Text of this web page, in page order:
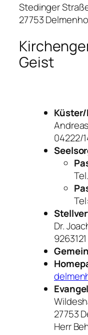
Stedinger
27753
Geist
04222/
Dr.
9263121
27753
Herr